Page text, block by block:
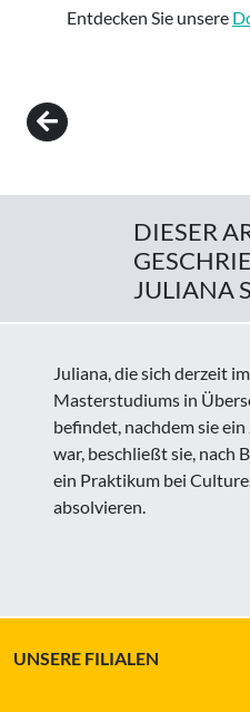
Entdecken Sie unsere
Post navigation
DIESER
JULIANA
Juliana, die sich derzeit
Masterstudiums in
befindet, nachdem sie
war, beschließt sie, nach
ein Praktikum bei
absolvieren.
UNSERE FILIALEN